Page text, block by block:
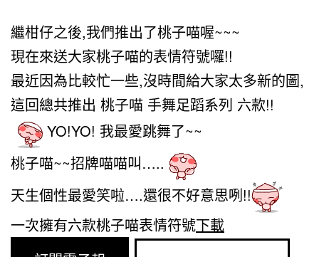
繼柑仔之後,我們推出了桃子喵喔~~~
現在來送大家桃子喵的表情符號囉!!
最近因為比較忙一些,沒時間給大家太多新的圖,
這回總共推出 桃子喵 手舞足蹈系列 六款!!
YO!YO! 我最愛跳舞了~~
桃子喵~~招牌喵喵叫…..
天生個性最愛笑啦….還很不好意思咧!!
一次擁有六款桃子喵表情符號下載